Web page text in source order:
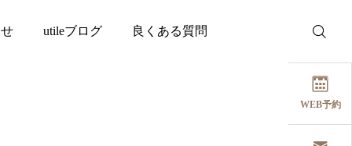
utileブログ 良くある質問
WEB予約